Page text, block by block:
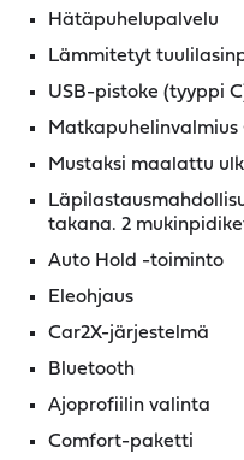
Hätäpuhelupalvelu
Lämmitetyt
USB-pistoke (tyyppi
Matkapuhelinvalmius
Mustaksi maalattu
takana. 2
Auto Hold -toiminto
Eleohjaus
Car2X-järjestelmä
Bluetooth
Ajoprofiilin valinta
Comfort-paketti